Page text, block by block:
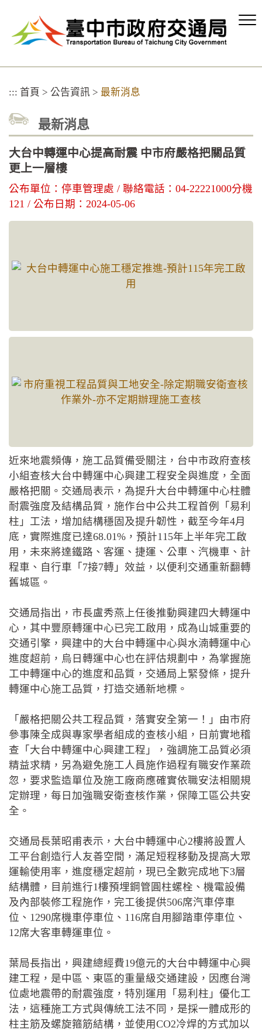
容
::: 首頁 > 公告資訊 > 最新消息
最新消息
大台中轉運中心提高耐震 中市府嚴格把關品質
更上一層樓
公布單位：停車管理處 / 聯絡電話：04-22221000分機
121 / 公布日期：2024-05-06
近來地震頻傳，施工品質備受關注，台中市政府查核
小組查核大台中轉運中心興建工程安全與進度，全面
嚴格把關。交通局表示，為提升大台中轉運中心柱體
耐震強度及結構品質，施作台中公共工程首例「易利
柱」工法，增加結構穩固及提升韌性，截至今年4月
底，實際進度已達68.01%，預計115年上半年完工啟
用，未來將達鐵路、客運、捷運、公車、汽機車、計
程車、自行車「7接7轉」效益，以便利交通重新翻轉
舊城區。
交通局指出，市長盧秀燕上任後推動興建四大轉運中
心，其中豐原轉運中心已完工啟用，成為山城重要的
交通引擎，興建中的大台中轉運中心與水湳轉運中心
進度超前，烏日轉運中心也在評估規劃中，為掌握施
工中轉運中心的進度和品質，交通局上緊發條，提升
轉運中心施工品質，打造交通新地標。
「嚴格把關公共工程品質，落實安全第一！」由市府
參事陳全成與專家學者組成的查核小組，日前實地稽
查「大台中轉運中心興建工程」，強調施工品質必須
精益求精，另為避免施工人員施作過程有職安作業疏
忽，要求監造單位及施工廠商應確實依職安法相關規
定辦理，每日加強職安衛查核作業，保障工區公共安
全。
交通局長葉昭甫表示，大台中轉運中心2樓將設置人
工平台創造行人友善空間，滿足短程移動及提高大眾
運輸使用率，進度穩定超前，現已全數完成地下3層
結構體，目前進行1樓預埋鋼管圓柱螺栓、機電設備
及內部裝修工程施作，完工後提供506席汽車停車
位、1290席機車停車位、116席自用腳踏車停車位、
12席大客車轉運車位。
葉局長指出，興建總經費19億元的大台中轉運中心興
建工程，是中區、東區的重量級交通建設，因應台灣
位處地震帶的耐震強度，特別運用「易利柱」優化工
法，這種施工方式與傳統工法不同，是採一體成形的
柱主筋及螺旋箍筋結構，並使用CO2冷焊的方式加以